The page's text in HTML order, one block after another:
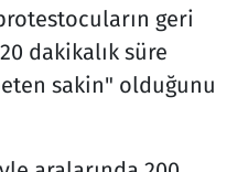
geri
dakikalık süre
sakin" olduğunu